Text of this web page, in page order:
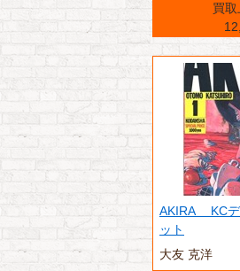
買
AKIRA KC
ット
大友 克洋